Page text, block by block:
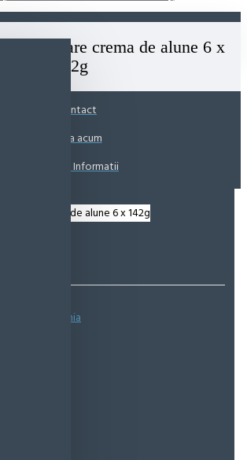
Eti Dare crema de alune 6 x
142g
Contact
Suna acum
Solicita Informatii
Spune-ţi opinia